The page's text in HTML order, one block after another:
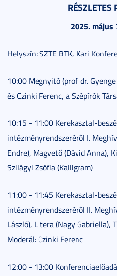
RÉSZLETES
2025. május
Helyszín: SZTE BTK, Kari
10:00 Megnyitó (prof. dr.
és Czinki Ferenc, a Szépírók
10:15 - 11:00 Kerekasztal-
intézményrendszeréről I.
Endre), Magvető (Dávid Anna),
Szilágyi Zsófia (Kalligram)
11:00 - 11:45 Kerekasztal-
intézményrendszeréről II.
László), Litera (Nagy Gabriella),
Moderál: Czinki Ferenc
12:00 - 13:00